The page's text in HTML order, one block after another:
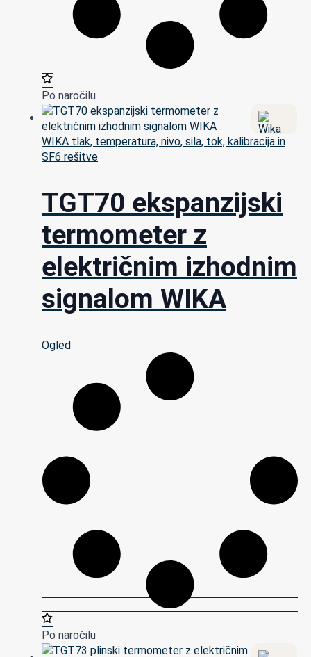
Po naročilu
WIKA tlak, temperatura, nivo, sila, tok, kalibracija in
SF6 rešitve
TGT70 ekspanzijski
termometer z
električnim izhodnim
signalom WIKA
Ogled
Po naročilu